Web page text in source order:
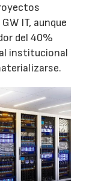
IT, aunque
del 40%
institucional